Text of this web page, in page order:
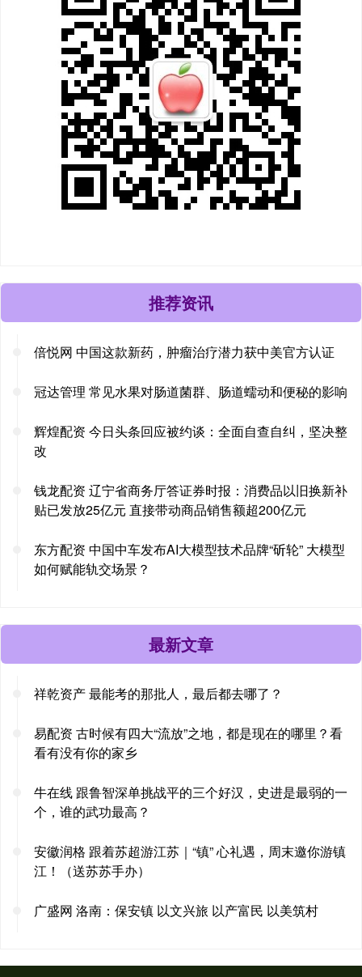
推荐资讯
倍悦网 中国这款新药，肿瘤治疗潜力获中美官方认证
冠达管理 常见水果对肠道菌群、肠道蠕动和便秘的影响
辉煌配资 今日头条回应被约谈：全面自查自纠，坚决整
改
钱龙配资 辽宁省商务厅答证券时报：消费品以旧换新补
贴已发放25亿元 直接带动商品销售额超200亿元
东方配资 中国中车发布AI大模型技术品牌“斫轮” 大模型
如何赋能轨交场景？
最新文章
祥乾资产 最能考的那批人，最后都去哪了？
易配资 古时候有四大“流放”之地，都是现在的哪里？看
看有没有你的家乡
牛在线 跟鲁智深单挑战平的三个好汉，史进是最弱的一
个，谁的武功最高？
安徽润格 跟着苏超游江苏｜“镇” 心礼遇，周末邀你游镇
江！（送苏苏手办）
广盛网 洛南：保安镇 以文兴旅 以产富民 以美筑村